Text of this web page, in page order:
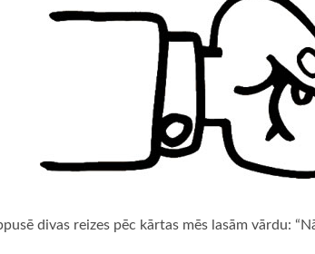
divas reizes pēc kārtas mēs lasām vārdu: